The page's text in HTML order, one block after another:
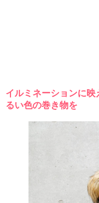
イルミネーションに映
るい色の巻き物を